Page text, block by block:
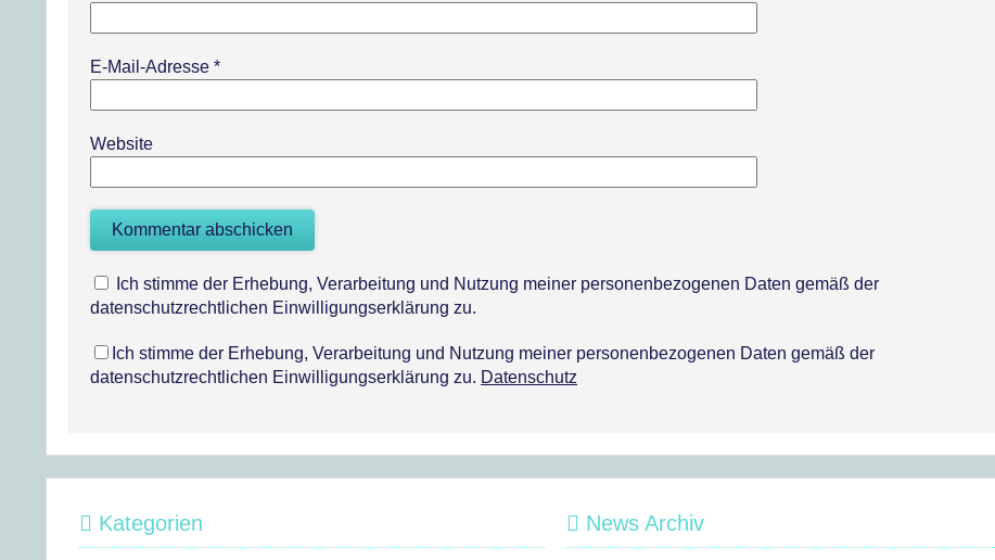
E-Mail-Adresse *
Website
Ich stimme der Erhebung, Verarbeitung und Nutzung meiner personenbezogenen Daten gemäß der
datenschutzrechtlichen Einwilligungserklärung zu.
Ich stimme der Erhebung, Verarbeitung und Nutzung meiner personenbezogenen Daten gemäß der
datenschutzrechtlichen Einwilligungserklärung zu. Datenschutz
Kategorien News Archiv